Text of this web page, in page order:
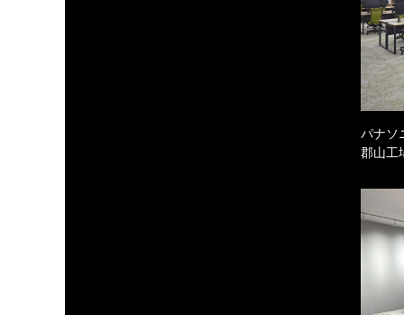
パナソ
郡山工